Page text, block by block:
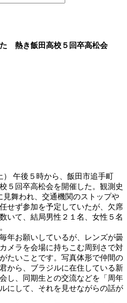
熱き飯田高校５回卒高松会
） 午後５時から、飯田市追手町
５回卒高松会を開催した。観測史
見舞われ、交通機関のストップや
せず参加を予定していたが、欠席
いて、結局男性２１名、女性５名
年お願いしているが、レンズが曇
メラを会場に持ちこむ周到さで対
たいことです。写真体形で仲間の
から、ブラジルに在住している新
し、同期生との交流などを「周年
にして、それを見せながらの話が